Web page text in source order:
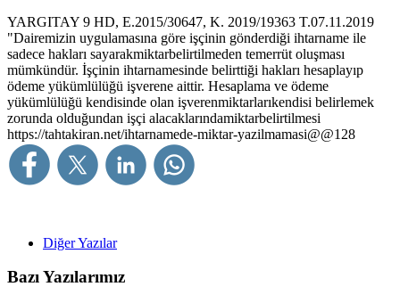
YARGITAY 9 HD, E.2015/30647, K. 2019/19363 T.07.11.2019​
"Dairemizin uygulamasına göre işçinin gönderdiği ihtarname ile
sadece hakları sayarakmiktarbelirtilmeden temerrüt oluşması
mümkündür. İşçinin ihtarnamesinde belirttiği hakları hesaplayıp
ödeme yükümlülüğü işverene aittir. Hesaplama ve ödeme
yükümlülüğü kendisinde olan işverenmiktarlarıkendisi belirlemek
zorunda olduğundan işçi alacaklarındamiktarbelirtilmesi
https://tahtakiran.net/ihtarnamede-miktar-yazilmamasi@@128
Diğer Yazılar
Bazı Yazılarımız